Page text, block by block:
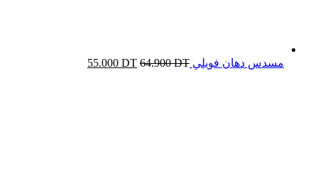
مسدس دهان فويلي 64.900DT
55.000 DT